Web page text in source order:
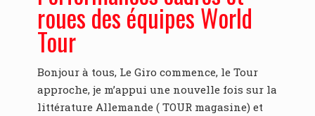
roues des équipes World
Tour
Bonjour à tous, Le Giro commence, le Tour
approche, je m’appui une nouvelle fois sur la
littérature Allemande ( TOUR magasine) et